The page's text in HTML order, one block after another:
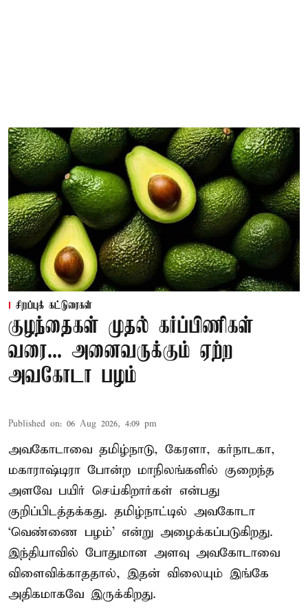
சிறப்புக் கட்டுரைகள்
குழந்தைகள் முதல் கர்ப்பிணிகள்
வரை... அனைவருக்கும் ஏற்ற
அவகோடா பழம்
Published on: 06 Aug 2026, 4:09 pm
அவகோடாவை தமிழ்நாடு, கேரளா, கர்நாடகா,
மகாராஷ்டிரா போன்ற மாநிலங்களில் குறைந்த
அளவே பயிர் செய்கிறார்கள் என்பது
குறிப்பிடத்தக்கது. தமிழ்நாட்டில் அவகோடா
‘வெண்ணை பழம்’ என்று அழைக்கப்படுகிறது.
இந்தியாவில் போதுமான அளவு அவகோடாவை
விளைவிக்காததால், இதன் விலையும் இங்கே
அதிகமாகவே இருக்கிறது.